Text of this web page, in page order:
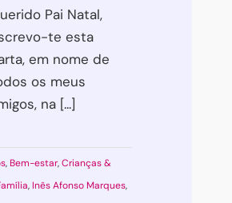
Pai Natal,
te esta
em nome de
os meus
na [...]
, Bem-estar,Crianças &
, Inês Afonso Marques,